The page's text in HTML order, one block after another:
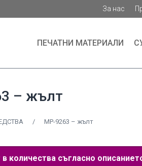
За нас
ПЕЧАТНИ МАТЕРИАЛИ
– жълт
/ MP-9263 – жълт
количества съгласно